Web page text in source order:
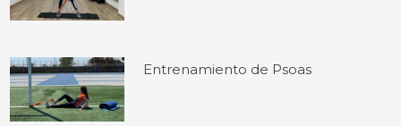
Entrenamiento de Psoas